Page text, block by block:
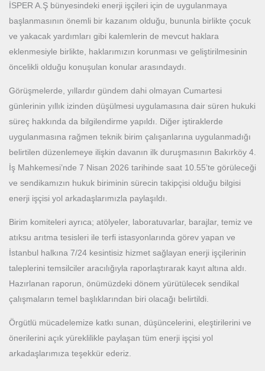
İSPER A.Ş bünyesindeki enerji işçileri için de uygulanmaya
başlanmasının önemli bir kazanım olduğu, bununla birlikte çocuk
ve yakacak yardımları gibi kalemlerin de mevcut haklara
eklenmesiyle birlikte, haklarımızın korunması ve geliştirilmesinin
öncelikli olduğu konuşulan konular arasındaydı.
Görüşmelerde, yıllardır gündem dahi olmayan Cumartesi
günlerinin yıllık izinden düşülmesi uygulamasına dair süren hukuki
süreç hakkında da bilgilendirme yapıldı. Diğer iştiraklerde
uygulanmasına rağmen teknik birim çalışanlarına uygulanmadığı
belirtilen düzenlemeye ilişkin davanın ilk duruşmasının Bakırköy 4.
İş Mahkemesi’nde 7 Nisan 2026 tarihinde saat 10.55’te görüleceği
ve sendikamızın hukuk biriminin sürecin takipçisi olduğu bilgisi
enerji işçisi yol arkadaşlarımızla paylaşıldı.
Birim komiteleri ayrıca; atölyeler, laboratuvarlar, barajlar, temiz ve
atıksu arıtma tesisleri ile terfi istasyonlarında görev yapan ve
İstanbul halkına 7/24 kesintisiz hizmet sağlayan enerji işçilerinin
taleplerini temsilciler aracılığıyla raporlaştırarak kayıt altına aldı.
Hazırlanan raporun, önümüzdeki dönem yürütülecek sendikal
çalışmaların temel başlıklarından biri olacağı belirtildi.
Örgütlü mücadelemize katkı sunan, düşüncelerini, eleştirilerini ve
önerilerini açık yüreklilikle paylaşan tüm enerji işçisi yol
arkadaşlarımıza teşekkür ederiz.